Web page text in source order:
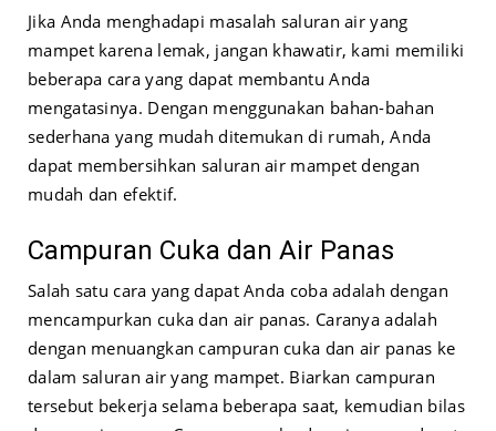
Jika Anda menghadapi masalah saluran air yang
mampet karena lemak, jangan khawatir, kami memiliki
beberapa cara yang dapat membantu Anda
mengatasinya. Dengan menggunakan bahan-bahan
sederhana yang mudah ditemukan di rumah, Anda
dapat membersihkan saluran air mampet dengan
mudah dan efektif.
Campuran Cuka dan Air Panas
Salah satu cara yang dapat Anda coba adalah dengan
mencampurkan cuka dan air panas. Caranya adalah
dengan menuangkan campuran cuka dan air panas ke
dalam saluran air yang mampet. Biarkan campuran
tersebut bekerja selama beberapa saat, kemudian bilas